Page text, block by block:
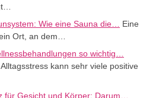
Wie eine Sauna die… Eine
Ort, an dem…
so wichtig…
kann sehr viele positive
für Gesicht und Körper: Darum…